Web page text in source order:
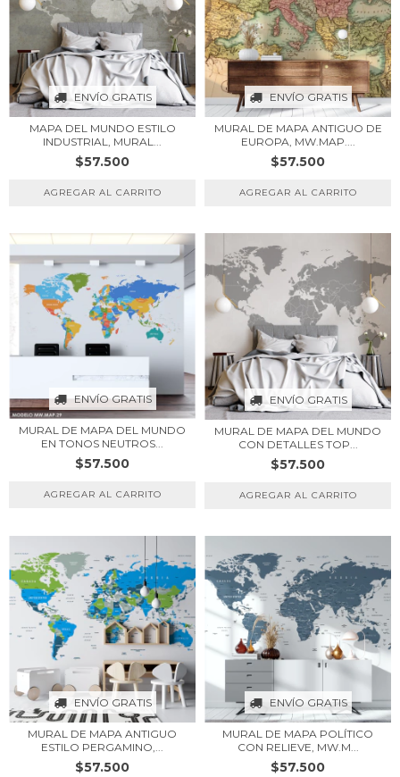
ENVÍO GRATIS
MAPA DEL MUNDO ESTILO
INDUSTRIAL, MURAL...
$57.500
ENVÍO GRATIS
MURAL DE MAPA ANTIGUO DE
EUROPA, MW.MAP....
$57.500
ENVÍO GRATIS
MURAL DE MAPA DEL MUNDO
EN TONOS NEUTROS...
$57.500
ENVÍO GRATIS
MURAL DE MAPA DEL MUNDO
CON DETALLES TOP...
$57.500
ENVÍO GRATIS
MURAL DE MAPA ANTIGUO
ESTILO PERGAMINO,...
$57.500
ENVÍO GRATIS
MURAL DE MAPA POLÍTICO
CON RELIEVE, MW.M...
$57.500